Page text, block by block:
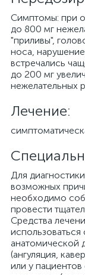
Симптомы: при
до 800 мг
"приливы",
носа,
встречались
до 200 мг
нежелательных
Лечение:
Для
возможных
необходимо
провести
Средства
анатомической
(ангуляция,
или у